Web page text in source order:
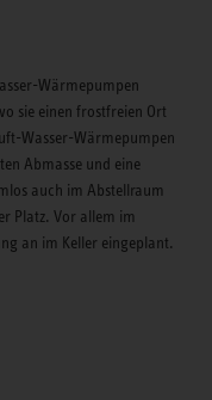
Wärmepumpen
sie einen frostfreien Ort
Wasser-Wärmepumpen
Abmasse und eine
auch im Abstellraum
Platz. Vor allem im
an im Keller eingeplant.